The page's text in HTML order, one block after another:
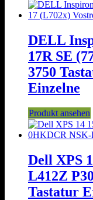
DELL
17R SE
3750
Einzelne
Produkt ansehen
Dell XPS
L412Z
Tastatur